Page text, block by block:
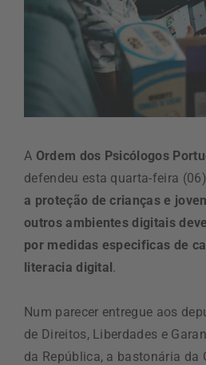
A Ordem dos Psicólogos
defendeu esta quarta-feira
a proteção de crianças e
outros ambientes digitais
por medidas especificas de
literacia digital.
Num parecer entregue aos
de Direitos, Liberdades e
da República, a bastonária da